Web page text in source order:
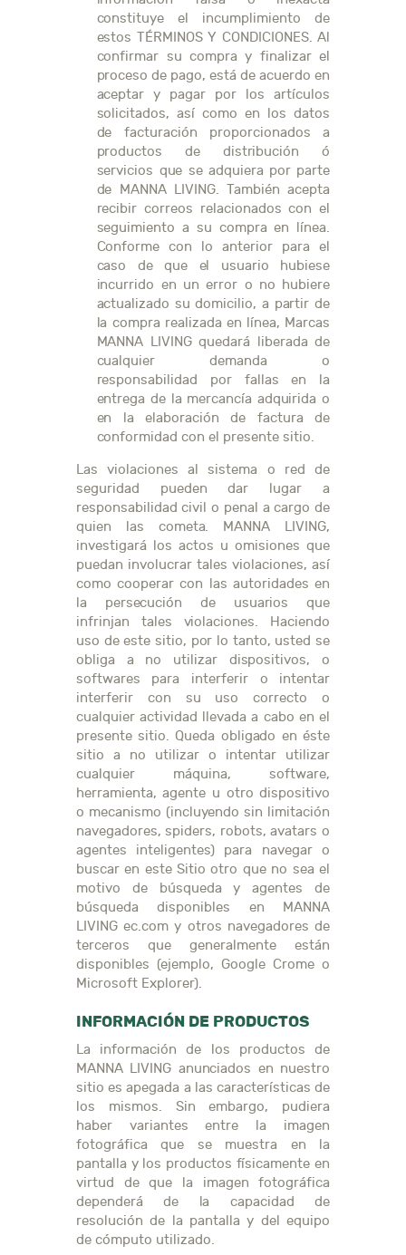
constituye el incumplimiento de
estos TÉRMINOS Y CONDICIONES. Al
confirmar su compra y finalizar el
proceso de pago, está de acuerdo en
aceptar y pagar por los artículos
solicitados, así como en los datos
de facturación proporcionados a
productos de distribución ó
servicios que se adquiera por parte
de MANNA LIVING. También acepta
recibir correos relacionados con el
seguimiento a su compra en línea.
Conforme con lo anterior para el
caso de que el usuario hubiese
incurrido en un error o no hubiere
actualizado su domicilio, a partir de
la compra realizada en línea, Marcas
MANNA LIVING quedará liberada de
cualquier demanda o
responsabilidad por fallas en la
entrega de la mercancía adquirida o
en la elaboración de factura de
conformidad con el presente sitio.
Las violaciones al sistema o red de
seguridad pueden dar lugar a
responsabilidad civil o penal a cargo de
quien las cometa. MANNA LIVING,
investigará los actos u omisiones que
puedan involucrar tales violaciones, así
como cooperar con las autoridades en
la persecución de usuarios que
infrinjan tales violaciones. Haciendo
uso de este sitio, por lo tanto, usted se
obliga a no utilizar dispositivos, o
softwares para interferir o intentar
interferir con su uso correcto o
cualquier actividad llevada a cabo en el
presente sitio. Queda obligado en éste
sitio a no utilizar o intentar utilizar
cualquier máquina, software,
herramienta, agente u otro dispositivo
o mecanismo (incluyendo sin limitación
navegadores, spiders, robots, avatars o
agentes inteligentes) para navegar o
buscar en este Sitio otro que no sea el
motivo de búsqueda y agentes de
búsqueda disponibles en MANNA
LIVING ec.com y otros navegadores de
terceros que generalmente están
disponibles (ejemplo, Google Crome o
Microsoft Explorer).
INFORMACIÓN DE PRODUCTOS
La información de los productos de
MANNA LIVING anunciados en nuestro
sitio es apegada a las características de
los mismos. Sin embargo, pudiera
haber variantes entre la imagen
fotográfica que se muestra en la
pantalla y los productos físicamente en
virtud de que la imagen fotográfica
dependerá de la capacidad de
resolución de la pantalla y del equipo
de cómputo utilizado.